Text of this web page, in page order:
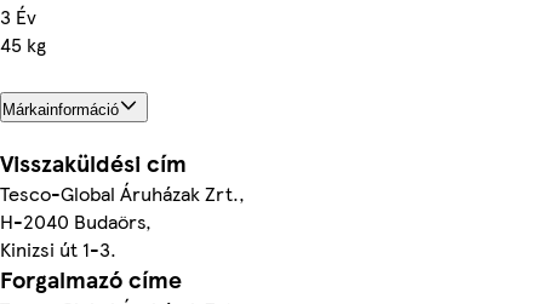
3 Év
45 kg
Márkainformáció
Visszaküldési cím
Tesco-Global Áruházak Zrt.,
H-2040 Budaörs,
Kinizsi út 1-3.
Forgalmazó címe